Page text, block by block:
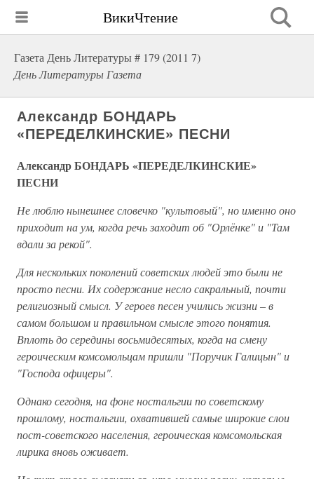
ВикиЧтение
Газета День Литературы # 179 (2011 7)
День Литературы Газета
Александр БОНДАРЬ
«ПЕРЕДЕЛКИНСКИЕ» ПЕСНИ
Александр БОНДАРЬ «ПЕРЕДЕЛКИНСКИЕ»
ПЕСНИ
Не люблю нынешнее словечко "культовый", но именно оно
приходит на ум, когда речь заходит об "Орлёнке" и "Там
вдали за рекой".
Для нескольких поколений советских людей это были не
просто песни. Их содержание несло сакральный, почти
религиозный смысл. У героев песен учились жизни – в
самом большом и правильном смысле этого понятия.
Вплоть до середины восьмидесятых, когда на смену
героическим комсомольцам пришли "Поручик Галицын" и
"Господа офицеры".
Однако сегодня, на фоне ностальгии по советскому
прошлому, ностальгии, охватившей самые широкие слои
пост-советского населения, героическая комсомольская
лирика вновь оживает.